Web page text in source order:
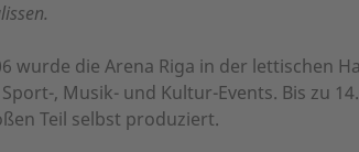
wurde die Arena Riga in der lettischen
, Musik- und Kultur-Events. Bis zu
Teil selbst produziert.